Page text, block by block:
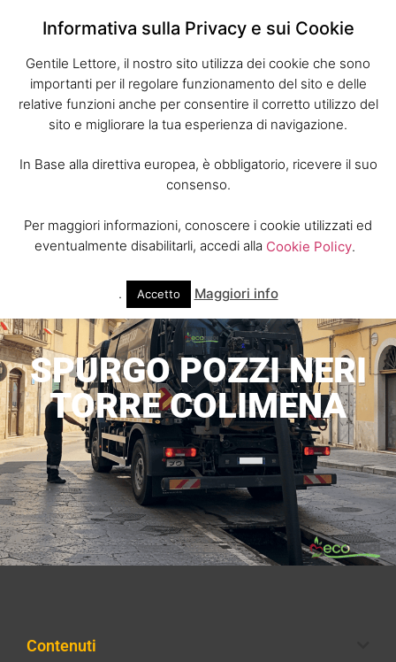
SPURGO POZZI NERI
TORRE COLIMENA
Contenuti
Informativa sulla Privacy e sui Cookie
Gentile Lettore, il nostro sito utilizza dei cookie che sono
importanti per il regolare funzionamento del sito e delle
relative funzioni anche per consentire il corretto utilizzo del
sito e migliorare la tua esperienza di navigazione.
In Base alla direttiva europea, è obbligatorio, ricevere il suo
consenso.
Per maggiori informazioni, conoscere i cookie utilizzati ed
eventualmente disabilitarli, accedi alla Cookie Policy.
. Accetto Maggiori info